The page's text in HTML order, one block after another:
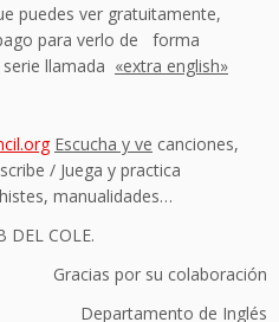
puedes ver gratuitamente,
para verlo de forma
llamada «extra english»
Escucha y ve canciones,
/ Juega y practica
manualidades…
DEL COLE.
Gracias por su colaboración
Departamento de Inglés